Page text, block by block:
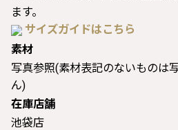
ます。
サイズガイドはこちら
素材
写真参照(素材表記のないものは
ん)
在庫店舗
池袋店